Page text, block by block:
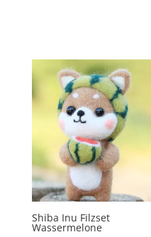
Shiba Inu Filzset
Wassermelone